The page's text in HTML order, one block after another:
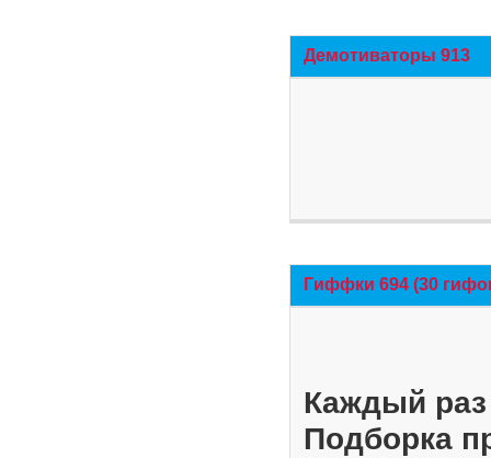
Демотиваторы 913
Гиффки 694 (30
Каждый
Подборка